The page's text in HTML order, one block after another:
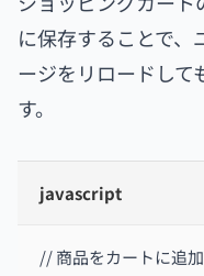
に保存することで
ージをリロードして
す。
javascript
// 商品をカートに追